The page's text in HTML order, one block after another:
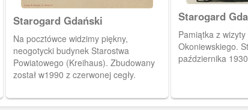
Starogard Gdański
Na pocztówce widzimy piękny,
neogotycki budynek Starostwa
Powiatowego (Kreihaus). Zbudowany
został w1990 z czerwonej cegły.
Starogard
Pamiątka z wizyty biskupa Stanisława
Okoniewskiego.
października